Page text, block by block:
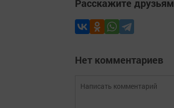
Расскажите друзьям
Нет комментариев